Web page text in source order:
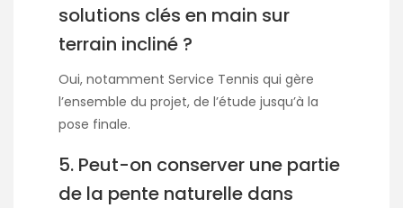
solutions clés en main sur
terrain incliné ?
Oui, notamment Service Tennis qui gère
l’ensemble du projet, de l’étude jusqu’à la
pose finale.
5. Peut-on conserver une partie
de la pente naturelle dans